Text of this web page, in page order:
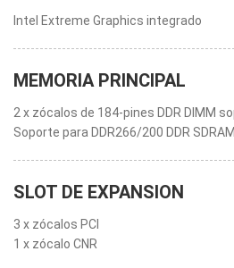
Intel Extreme Graphics integrado
MEMORIA PRINCIPAL
2 x zócalos de 184-pines DDR DIMM
Soporte para DDR266/200 DDR SDRAM
SLOT DE EXPANSION
3 x zócalos PCI
1 x zócalo CNR